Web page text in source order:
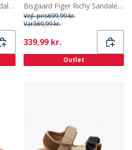
Bisgaard Børne Richy Sandaler Dark Brown
Bisgaard Piger Richy Sandaler Peach
Vejl. pris699,99 kr.
Var369,99 kr.
Current
339,99 kr.
Outlet